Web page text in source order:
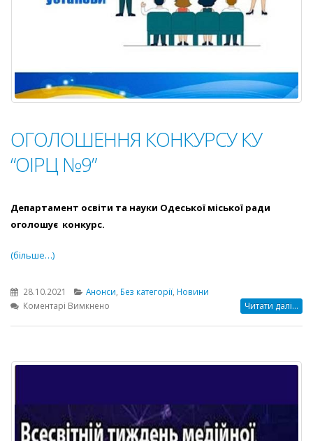
ОГОЛОШЕННЯ КОНКУРСУ КУ
“ОІРЦ №9”
Департамент освіти та науки Одеської міської ради
оголошує конкурс.
(більше…)
28.10.2021 Анонси Без категорії Новини
Коментарі Вимкненодо
“ОІРЦ
Читати далі...